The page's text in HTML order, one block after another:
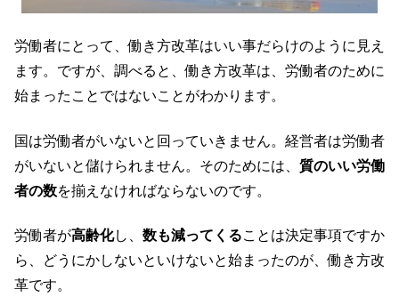
労働者にとって、働き方改革はいい事だらけのように見え
ます。ですが、調べると、働き方改革は、労働者のために
始まったことではないことがわかります。
国は労働者がいないと回っていきません。経営者は労働者
がいないと儲けられません。そのためには、 質のいい労働
者の数を揃えなければならないのです。
労働者が高齢化し、 数も減ってくることは決定事項ですか
ら、どうにかしないといけないと始まったのが、働き方改
革です。